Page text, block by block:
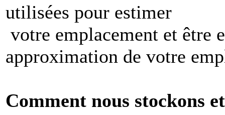
utilisées pour estimer
votre emplacement et être
approximation de votre
Comment nous stockons